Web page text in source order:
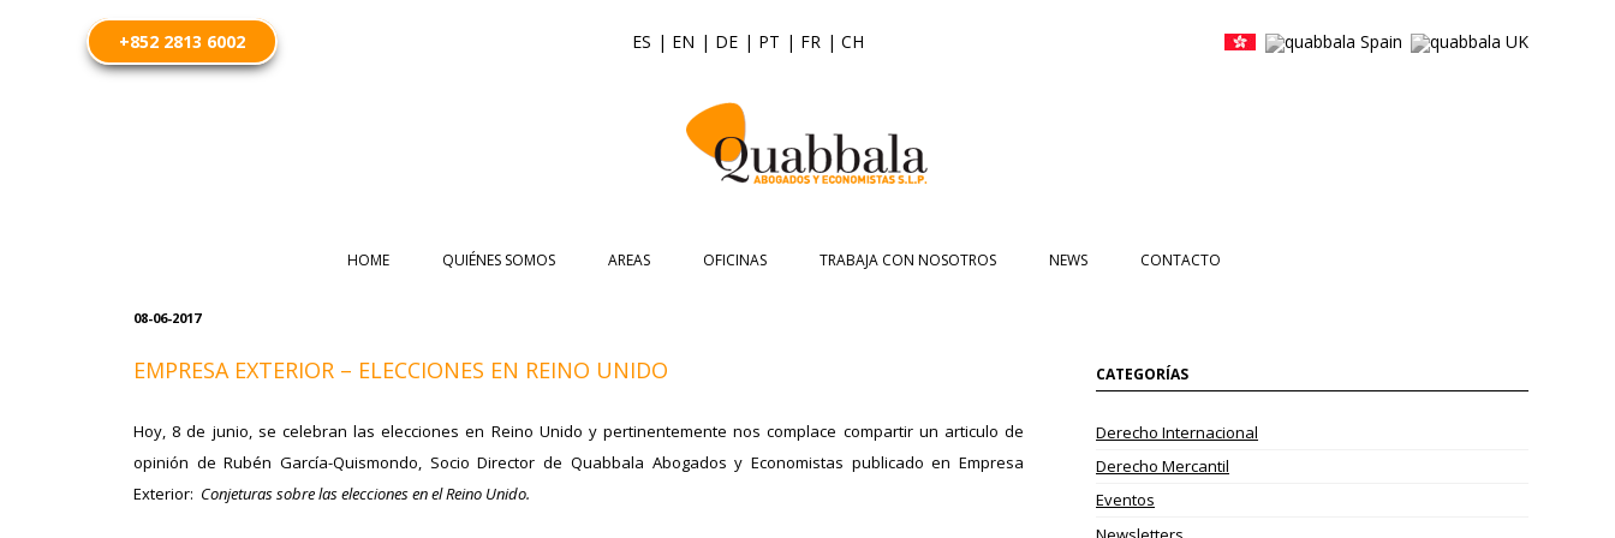
+852 2813 6002 ES | EN | DE | PT | FR | CH
al
contenido
HOME QUIÉNES SOMOS AREAS
TAX COMPLIANCE
JURÍDICA
DERECHO CONCURSAL
ABOGADOS EXPERTOS EN COMERCIO
ECONÓMICO FINANCIERO VALORACIÓN EMPRESAS
OFICINAS
A CORUÑA
TRABAJA CON NOSOTROS NEWS
VIDEOS
CONTACTO
08-06-2017
EMPRESA EXTERIOR – ELECCIONES EN REINO UNIDO
Hoy, 8 de junio, se celebran las elecciones en Reino Unido y pertinentemente nos complace compartir un articulo de
opinión de Rubén García-Quismondo, Socio Director de Quabbala Abogados y Economistas publicado en Empresa
Exterior: Conjeturas sobre las elecciones en el Reino Unido.
CATEGORÍAS
Derecho Internacional
Derecho Mercantil
Eventos